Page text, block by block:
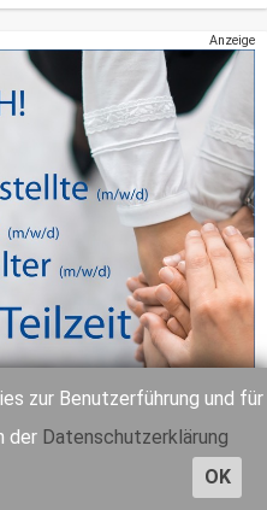
zur Benutzerführung und für
der Datenschutzerklärung
OK
Anzeige